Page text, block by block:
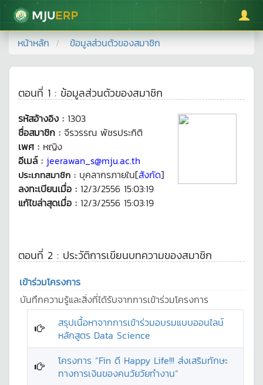
มหาวิทยาลัยแม่โจ้
หน้าหลัก ข้อมูลส่วนตัวของสมาชิก
ตอนที่ 1 : ข้อมูลส่วนตัวของสมาชิก
รหัสอ้างอิง : 1303
ชื่อสมาชิก : จีรวรรณ พัชรประกิติ
เพศ : หญิง
อีเมล์ : jeerawan_s@mju.ac.th
ประเภทสมาชิก : บุคลากรภายใน[สังกัด]
ลงทะเบียนเมื่อ : 12/3/2556 15:03:19
แก้ไขล่าสุดเมื่อ : 12/3/2556 15:03:19
ตอนที่ 2 : ประวัติการเขียนบทความของสมาชิก
เข้าร่วมโครงการ
บันทึกความรู้และสิ่งที่ได้รับจากการเข้าร่วมโครงการ
สรุปเนื้อหาจากการเข้าร่วมอบรมแบบออนไลน์
หลักสูตร Data Science
โครงการ “Fin ดี Happy Life!!! ส่งเสริมทักษะ
ทางการเงินของคนวัยวัยทำงาน”